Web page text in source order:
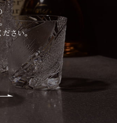
さい。